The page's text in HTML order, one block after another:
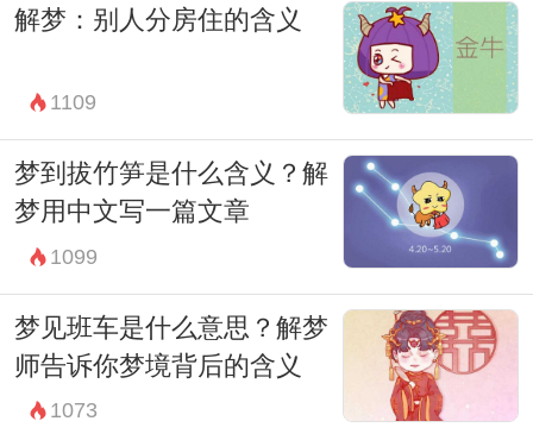
是一件简单的事情，需要梦者在清醒状态下
对梦境进行深度思考和分析。
不管怎样，梦境都是一种神秘而美妙的存
在，它承载着梦者内心的各种情感和愿望。
梦到红布辟邪也许只是梦中的一种隐喻，而
在现实生活中，梦者仍需要用自己的力量和
智慧去面对生活中的一切。
无论梦境如何，都希望梦者可以在现实生活
中保持乐观和勇敢，用自己的双手去创造美
解梦：别人分房住的含义
1109
梦到拔竹笋是什么含义？解
梦用中文写一篇文章
1099
梦见班车是什么意思？解梦
师告诉你梦境背后的含义
1073